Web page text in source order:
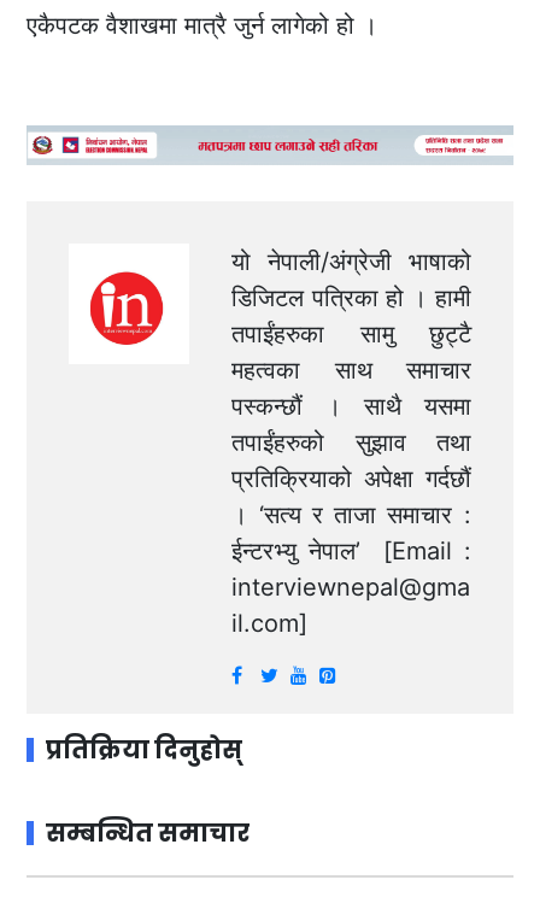
एकैपटक वैशाखमा मात्रै जुर्न लागेको हो ।
यो नेपाली/अंग्रेजी भाषाको
डिजिटल पत्रिका हो । हामी
तपाईंहरुका सामु छुट्टै
महत्वका साथ समाचार
पस्कन्छौं । साथै यसमा
तपाईंहरुको सुझाव तथा
प्रतिक्रियाको अपेक्षा गर्दछौं
। ‘सत्य र ताजा समाचार :
ईन्टरभ्यु नेपाल’ [Email :
interviewnepal@gma
il.com]
प्रतिक्रिया दिनुहोस्
सम्बन्धित समाचार